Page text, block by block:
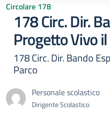
Circolare 178
178 Circ. Dir.
Progetto Vivo
178 Circ. Dir. Bando
Parco
Personale scolastico
Dirigente Scolastico